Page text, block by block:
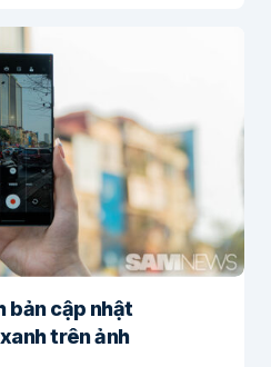
bản cập nhật
trên ảnh